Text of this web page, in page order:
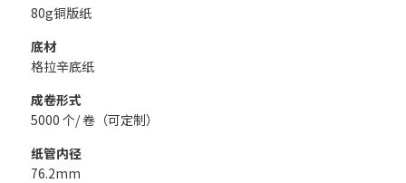
80g铜版纸
底材
格拉辛底纸
成卷形式
5000 个/ 卷（可定制）
纸管内径
76.2mm